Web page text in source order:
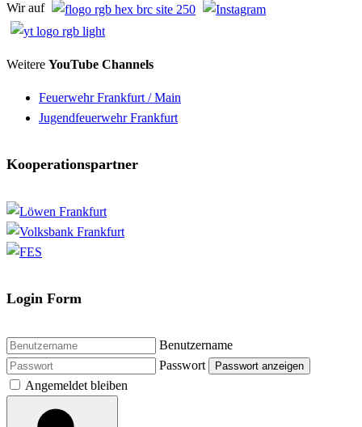
Wir auf
Weitere YouTube Channels
Feuerwehr Frankfurt / Main
Jugendfeuerwehr Frankfurt
Kooperationspartner
Login Form
Benutzername
Passwort
Passwort anzeigen
Angemeldet bleiben